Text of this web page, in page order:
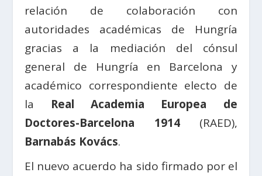
relación de colaboración con
autoridades académicas de Hungría
gracias a la mediación del cónsul
general de Hungría en Barcelona y
académico correspondiente electo de
la Real Academia Europea de
Doctores-Barcelona 1914(RAED),
Barnabás Kovács.
El nuevo acuerdo ha sido firmado por el